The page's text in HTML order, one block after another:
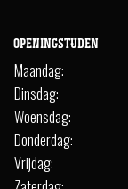
OPENINGSTIJDEN
Maandag:
Dinsdag:
Woensdag:
Donderdag:
Vrijdag: